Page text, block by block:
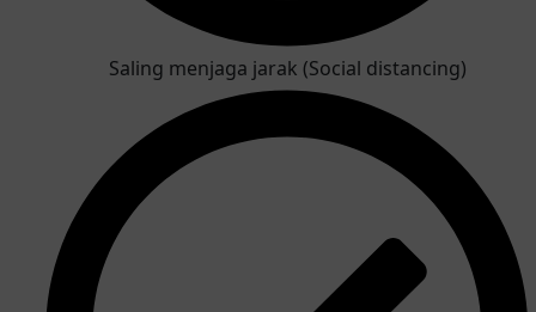
Saling menjaga jarak (Social distancing)